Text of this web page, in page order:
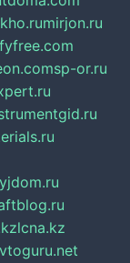
mirjon.ru
sp-or.ru
lcna.kz